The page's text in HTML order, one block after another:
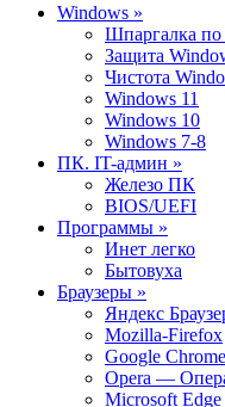
Windows »
Шпаргалка по
Защита
Чистота
Windows 11
Windows 10
Windows 7-8
ПК. IT-админ »
Железо ПК
BIOS/UEFI
Программы »
Инет легко
Бытовуха
Браузеры »
Яндекс
Mozilla-Firefox
Google Chrome
Opera —
Microsoft Edge